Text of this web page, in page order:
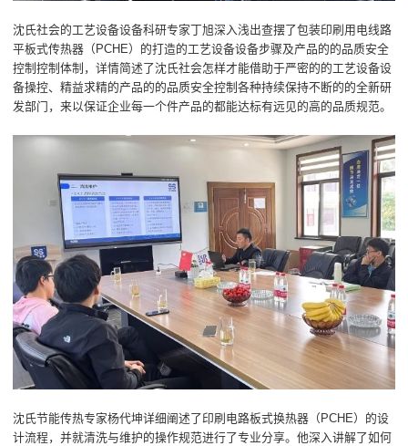
沈氏社会的工艺设备设备科研专家丁旭深入浅出查摆了包装印刷用电线路
平板式传热器（PCHE）的打造的工艺设备设备步骤及产品的的品质安全
控制控制体制，详情简述了沈氏社会怎样才能借助于严密的的工艺设备设
备操控、精益求精的产品的的品质安全控制各种持续保持不断的的全新研
发部门，来以保证企业每一个件产品的都能达标有远见的高的品质规范。
沈氏节能传热专家杨代坤详细阐述了印刷电路板式换热器（PCHE）的设
计流程，并就清洗与维护的操作规范进行了专业分享。他深入讲解了如何